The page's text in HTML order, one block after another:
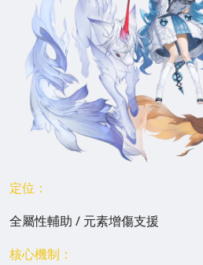
定位：
全屬性輔助 / 元素增傷支援
核心機制：